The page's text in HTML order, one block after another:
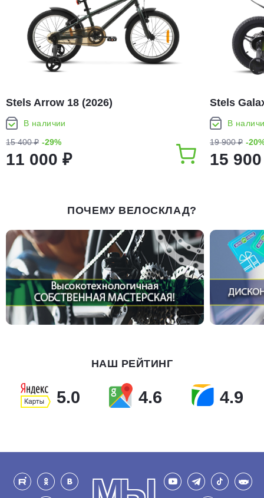
Stels Arrow 18 (2026)
В наличии
15 400 ₽ -29%
11 000 ₽
Stels
В
19 900 ₽ -
15
ПОЧЕМУ ВЕЛОСКЛАД?
НАШ РЕЙТИНГ
5.0 4.6 4.9